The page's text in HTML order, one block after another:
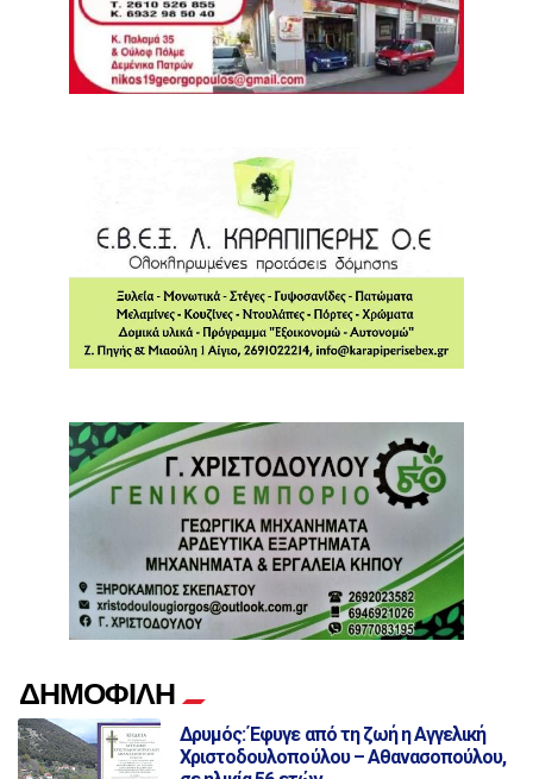
ΔΗΜΟΦΙΛΗ
Δρυμός: Έφυγε από τη ζωή η Αγγελική
Χριστοδουλοπούλου – Αθανασοπούλου,